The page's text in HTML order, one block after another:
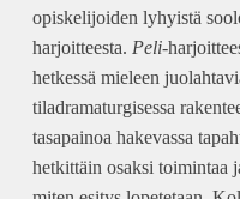
opiskelijoiden lyhyistä
harjoitteesta. Peli-
hetkessä mieleen
tiladramaturgisessa
tasapainoa hakevassa
hetkittäin osaksi toimintaa